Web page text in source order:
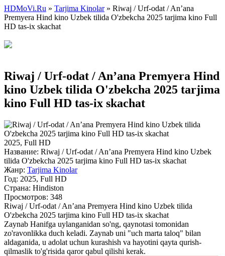
HDMoVi.Ru » Tarjima Kinolar» Riwaj / Urf-odat / An’ana
Premyera Hind kino Uzbek tilida O'zbekcha 2025 tarjima kino Full
HD tas-ix skachat
Riwaj / Urf-odat / An’ana Premyera Hind
kino Uzbek tilida O'zbekcha 2025 tarjima
kino Full HD tas-ix skachat
2025, Full HD
Название: Riwaj / Urf-odat / An’ana Premyera Hind kino Uzbek
tilida O'zbekcha 2025 tarjima kino Full HD tas-ix skachat
Жанр: Tarjima Kinolar
Год: 2025, Full HD
Страна: Hindiston
Просмотров: 348
Riwaj / Urf-odat / An’ana Premyera Hind kino Uzbek tilida
O'zbekcha 2025 tarjima kino Full HD tas-ix skachat
Zaynab Hanifga uylanganidan so'ng, qaynotasi tomonidan
zo'ravonlikka duch keladi. Zaynab uni "uch marta taloq" bilan
aldaganida, u adolat uchun kurashish va hayotini qayta qurish-
qilmaslik to'g'risida qaror qabul qilishi kerak.